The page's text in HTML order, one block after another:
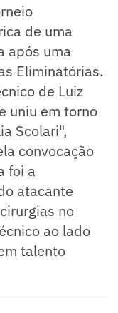
de uma
após uma
Eliminatórias.
de Luiz
uniu em torno
Scolari",
convocação
foi a
atacante
no
ao lado
talento